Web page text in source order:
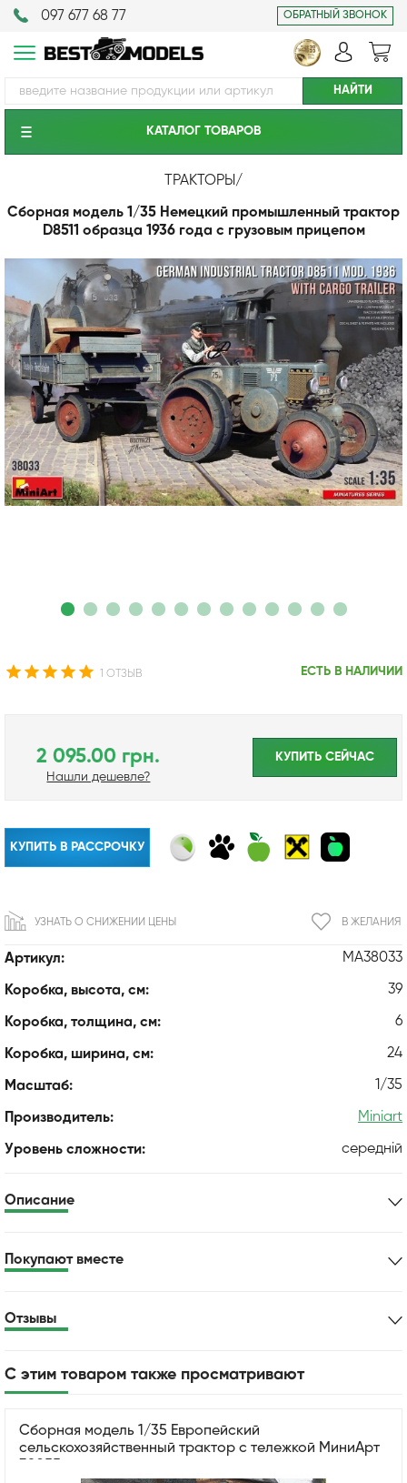
097 677 68 77 ОБРАТНЫЙ ЗВОНОК
КАТАЛОГ ТОВАРОВ
ТРАКТОРЫ /
Сборная модель 1/35 Немецкий промышленный трактор
D8511 образца 1936 года с грузовым прицепом
1 ОТЗЫВ ЕСТЬ В НАЛИЧИИ
Артикул: MA38033
Коробка, высота, см: 39
Коробка, толщина, см: 6
Коробка, ширина, см: 24
Масштаб: 1/35
Производитель: Miniart
Уровень сложности: середній
2 095.00 грн.
Нашли дешевле?
КУПИТЬ CЕЙЧАС
КУПИТЬ В РАССРОЧКУ
В ЖЕЛАНИЯ
УЗНАТЬ О СНИЖЕНИИ ЦЕНЫ
Описание
Покупают вместе
Отзывы
С этим товаром также просматривают
Сборная модель 1/35 Европейский
сельскохозяйственный трактор с тележкой МиниАрт